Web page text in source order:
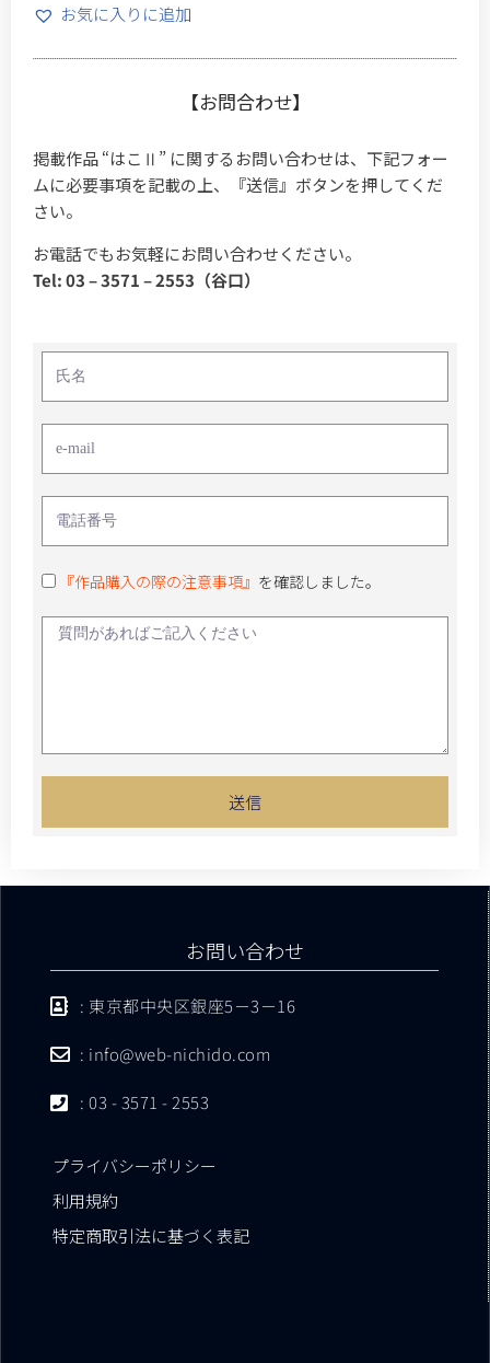
お気に入りに追加
【お問合わせ】
掲載作品 “はこⅡ” に関するお問い合わせは、下記フォー
ムに必要事項を記載の上、『送信』ボタンを押してくだ
さい。
お電話でもお気軽にお問い合わせください。
Tel: 03 – 3571 – 2553（谷口）
『作品購入の際の注意事項』 を確認しました。
送信
お問い合わせ
: 東京都中央区銀座5－3－16
: info@web-nichido.com
: 03 - 3571 - 2553
プライバシーポリシー
利用規約
特定商取引法に基づく表記